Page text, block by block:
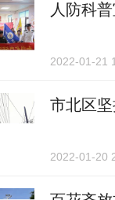
人防科
2022-01-21
市北区
2022-01-20